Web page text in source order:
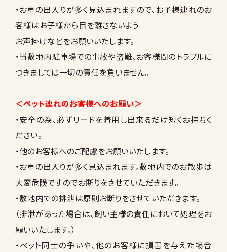
・お車の出入りが多く見込まれますので、お子様連れのお
客様はお子様から目を離さないよう
お声掛けなどをお願いいたします。
・当敷地内駐車場での事故や盗難、お客様間のトラブルに
つきましては一切の責任を負いません。
＜ペット連れのお客様へのお願い＞
・安全の為、必ずリードを着用し出来るだけ短くお持ちく
ださい。
・他のお客様へのご配慮をお願いいたします。
・お車の出入りが多く見込まれます。敷地内でのお散歩は
大変危険ですのでお断りをさせていただきます。
・敷地内での排泄は原則お断りをさせていただきます。
（排泄があった場合は、飼い主様の責任において処理をお
願いいたします。）
・ペット同士の争いや、他のお客様に損害を与えた場合